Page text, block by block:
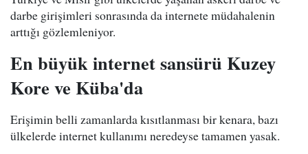
darbe girişimleri sonrasında da internete müdahalenin
arttığı gözlemleniyor.
En büyük internet sansürü Kuzey
Kore ve Küba'da
Erişimin belli zamanlarda kısıtlanması bir kenara, bazı
ülkelerde internet kullanımı neredeyse tamamen yasak.